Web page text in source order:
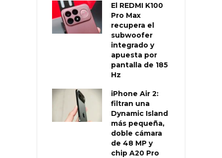
El REDMI K100
Pro Max
recupera el
subwoofer
integrado y
apuesta por
pantalla de 185
Hz
iPhone Air 2:
filtran una
Dynamic Island
más pequeña,
doble cámara
de 48 MP y
chip A20 Pro